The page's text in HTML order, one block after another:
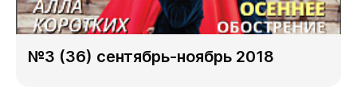
№3 (36) сентябрь-ноябрь 2018